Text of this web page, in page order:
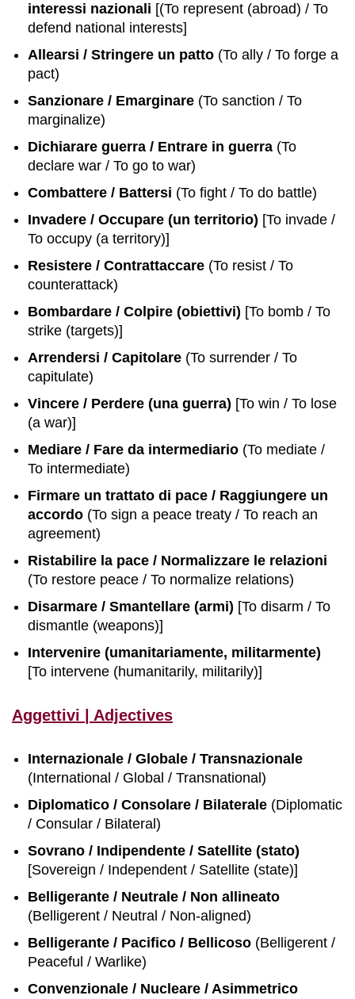
interessi nazionali [(To represent (abroad) / To
defend national interests]
Allearsi / Stringere un patto (To ally / To forge a
pact)
Sanzionare / Emarginare (To sanction / To
marginalize)
Dichiarare guerra / Entrare in guerra (To
declare war / To go to war)
Combattere / Battersi (To fight / To do battle)
Invadere / Occupare (un territorio) [To invade /
To occupy (a territory)]
Resistere / Contrattaccare (To resist / To
counterattack)
Bombardare / Colpire (obiettivi) [To bomb / To
strike (targets)]
Arrendersi / Capitolare (To surrender / To
capitulate)
Vincere / Perdere (una guerra) [To win / To lose
(a war)]
Mediare / Fare da intermediario (To mediate /
To intermediate)
Firmare un trattato di pace / Raggiungere un
accordo (To sign a peace treaty / To reach an
agreement)
Ristabilire la pace / Normalizzare le relazioni
(To restore peace / To normalize relations)
Disarmare / Smantellare (armi) [To disarm / To
dismantle (weapons)]
Intervenire (umanitariamente, militarmente)
[To intervene (humanitarily, militarily)]
Aggettivi | Adjectives
Internazionale / Globale / Transnazionale
(International / Global / Transnational)
Diplomatico / Consolare / Bilaterale (Diplomatic
/ Consular / Bilateral)
Sovrano / Indipendente / Satellite (stato)
[Sovereign / Independent / Satellite (state)]
Belligerante / Neutrale / Non allineato
(Belligerent / Neutral / Non-aligned)
Belligerante / Pacifico / Bellicoso (Belligerent /
Peaceful / Warlike)
Convenzionale / Nucleare / Asimmetrico